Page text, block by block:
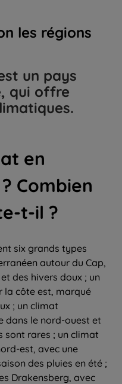
les régions
un pays
qui offre
en
Combien
t-il ?
six grands types
autour du Cap,
des hivers doux ; un
la côte est, marqué
; un climat
dans le nord-ouest et
sont rares ; un climat
est, avec une
des pluies en été ;
Drakensberg, avec